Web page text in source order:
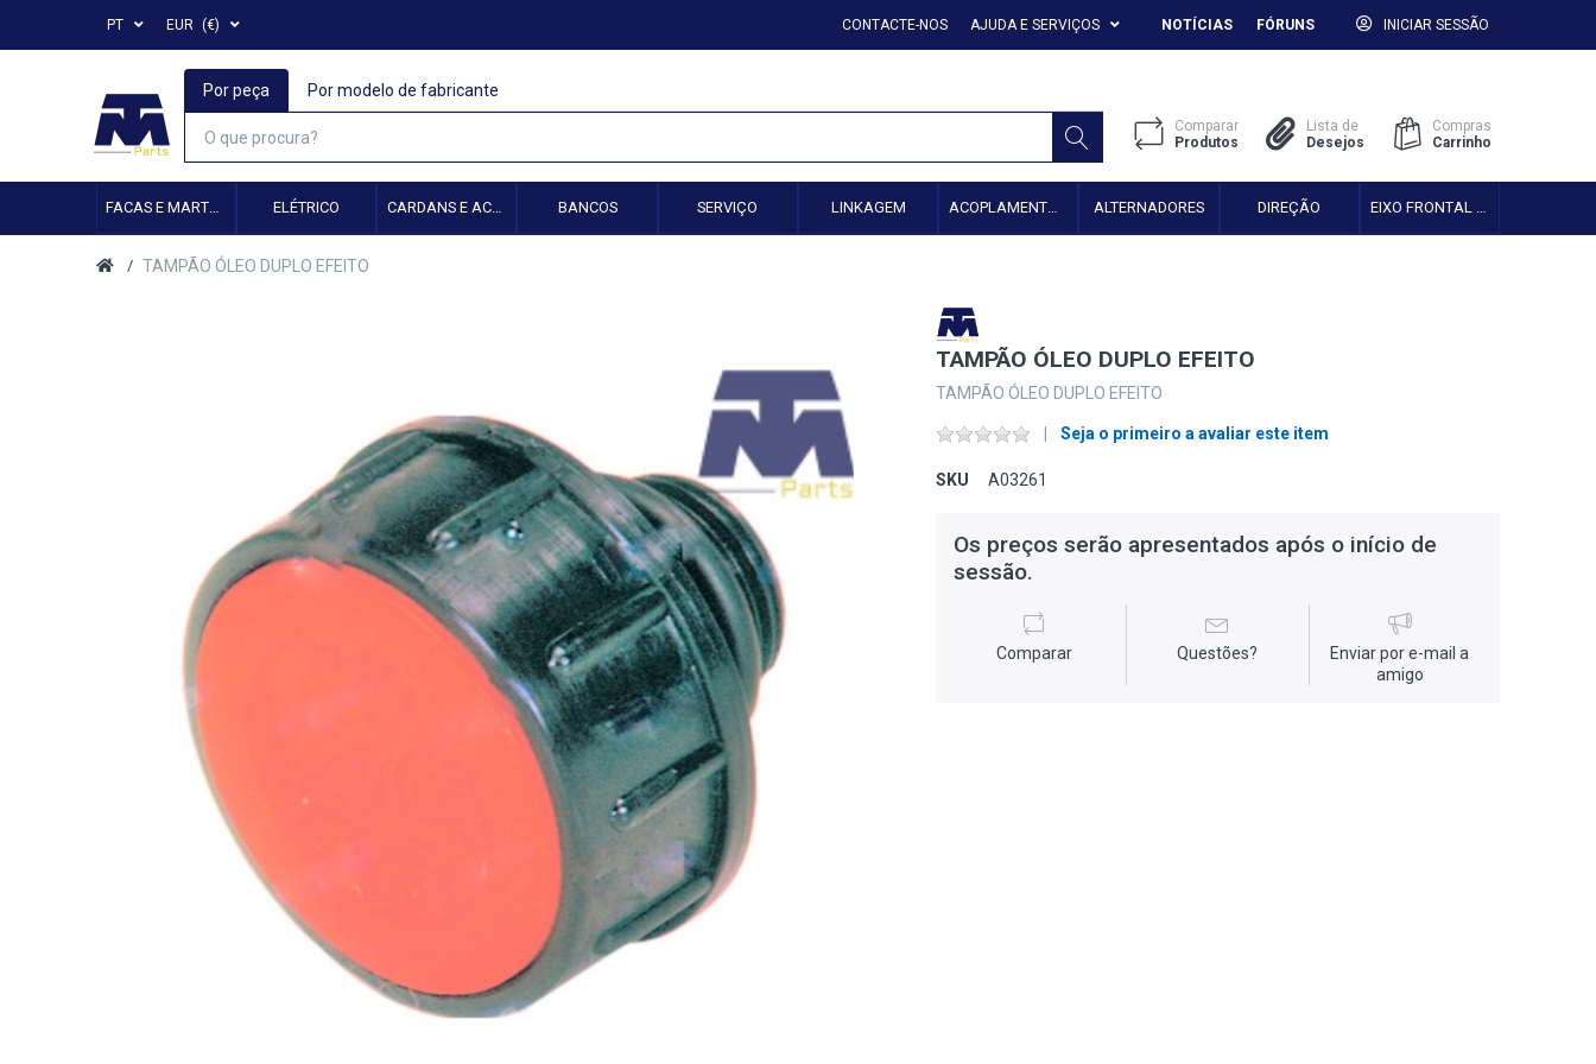
PT EUR (€) CONTACTE-NOS AJUDA E SERVIÇOS NOTÍCIAS FÓRUNS INICIAR SESSÃO
Por peça Por modelo de fabricante
Comparar
Produtos
Lista de
Desejos
Compras
Carrinho
ELÉTRICO CARDANS E ACESSÓRIOS BANCOS SERVIÇO LINKAGEM ACOPLAMENTO HIDRÁULICO ALTERNADORES DIREÇÃO
TAMPÃO ÓLEO DUPLO EFEITO
TAMPÃO ÓLEO DUPLO EFEITO
TAMPÃO ÓLEO DUPLO EFEITO
Seja o primeiro a avaliar este item
SKU A03261
Os preços serão apresentados após o início de
sessão.
Comparar Questões?
Enviar por e-mail a
amigo